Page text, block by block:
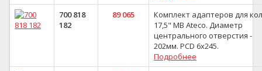
700 818
182
89 065
Комплект адаптеров для
17,5" MB Ateco. Диаметр
центрального отверстия -
202мм. PCD 6x245.
Подробнее